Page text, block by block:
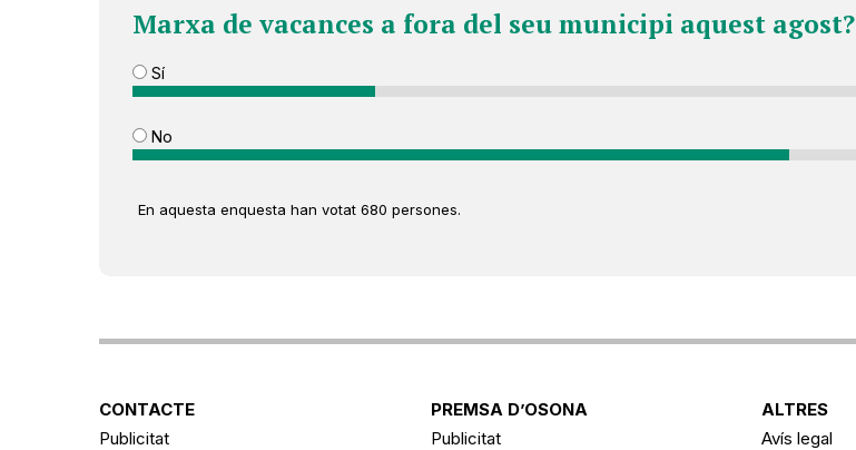
Marxa de vacances a fora del seu municipi aquest agost?
Sí
No
En aquesta enquesta han votat 680 persones.
CONTACTE
Publicitat
PREMSA D’OSONA
Publicitat
ALTRES
Avís legal